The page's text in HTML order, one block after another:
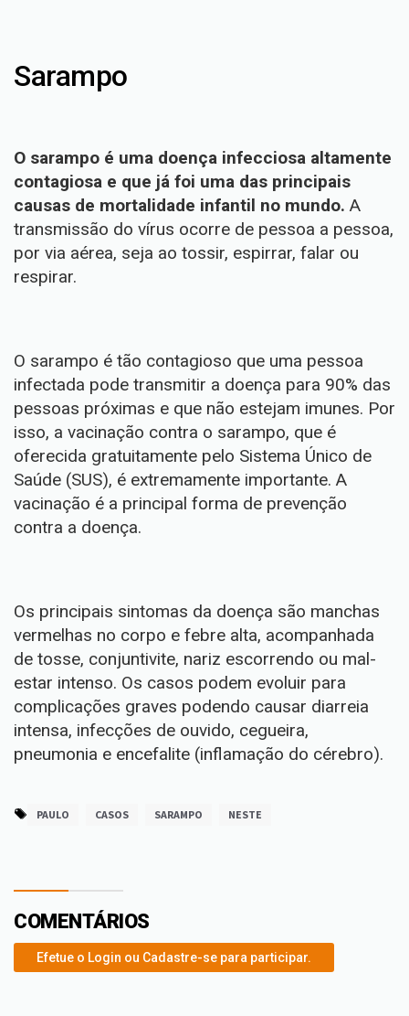
Sarampo
O sarampo é uma doença infecciosa altamente
contagiosa e que já foi uma das principais
causas de mortalidade infantil no mundo. A
transmissão do vírus ocorre de pessoa a pessoa,
por via aérea, seja ao tossir, espirrar, falar ou
respirar.
O sarampo é tão contagioso que uma pessoa
infectada pode transmitir a doença para 90% das
pessoas próximas e que não estejam imunes. Por
isso, a vacinação contra o sarampo, que é
oferecida gratuitamente pelo Sistema Único de
Saúde (SUS), é extremamente importante. A
vacinação é a principal forma de prevenção
contra a doença.
Os principais sintomas da doença são manchas
vermelhas no corpo e febre alta, acompanhada
de tosse, conjuntivite, nariz escorrendo ou mal-
estar intenso. Os casos podem evoluir para
complicações graves podendo causar diarreia
intensa, infecções de ouvido, cegueira,
pneumonia e encefalite (inflamação do cérebro).
PAULO CASOS SARAMPO NESTE
COMENTÁRIOS
Efetue o Login ou Cadastre-se para participar.